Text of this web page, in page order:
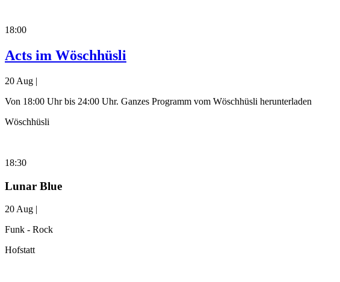
18:00
Acts im Wöschhüsli
20 Aug |
Von 18:00 Uhr bis 24:00 Uhr. Ganzes Programm vom Wöschhüsli herunterladen
Wöschhüsli
18:30
Lunar Blue
20 Aug |
Funk - Rock
Hofstatt